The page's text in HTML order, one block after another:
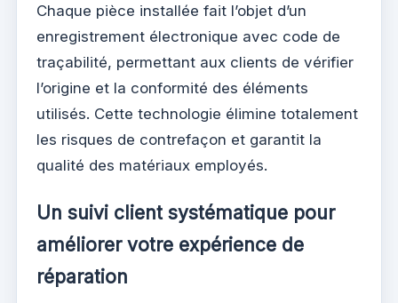
Chaque pièce installée fait l’objet d’un
enregistrement électronique avec code de
traçabilité, permettant aux clients de vérifier
l’origine et la conformité des éléments
utilisés. Cette technologie élimine totalement
les risques de contrefaçon et garantit la
qualité des matériaux employés.
Un suivi client systématique pour
améliorer votre expérience de
réparation